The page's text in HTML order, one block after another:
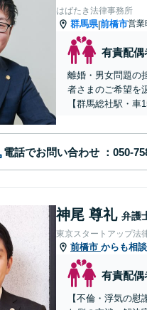
はばたき法律事務所
群馬県|前橋市営業
有責配偶
離婚・男女問題の
者さまのご希望を
【群馬総社駅・車
電話でお問い合わせ
神尾 尊礼 弁護
東京スタートアップ法
前橋市 からも相
有責配偶
【不倫・浮気の